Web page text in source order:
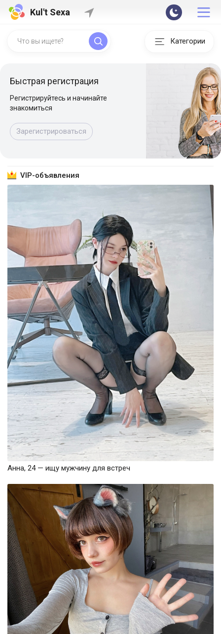
Kul't Sexa
Категории
Быстрая регистрация
Регистрируйтесь и начинайте
знакомиться
Зарегистрироваться
VIP-объявления
Анна, 24 — ищу мужчину для встреч